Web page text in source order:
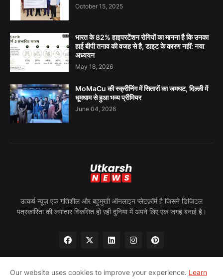
October 15, 2025
भारत के 82% हाइपरटेंशन रोगियों का मानना है कि उनका
हाई बीपी तनाव की वजह से है, डाइट के कारण नहीं: नया
अध्ययन
May 18, 2026
MoMaCu की स्क्रीनिंग में सितारों का जमघट, दिल्ली में
धूमधाम से हुआ भव्य प्रीमियर
June 04, 2026
उत्कर्ष न्यूज़ एक गतिशील और बहुमुखी ऑनलाइन प्लेटफ़ॉर्म है जिसने डिजिटल
पत्रकारिता की लगातार विकसित हो रही दुनिया में अपने लिए एक जगह बनाई है।
Our website uses cookies to improve your experience. Learn